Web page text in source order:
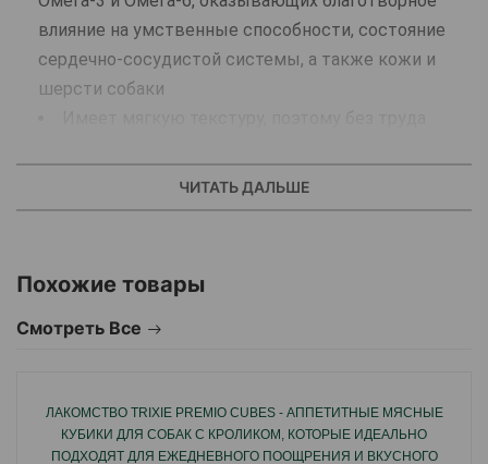
влияние на умственные способности, состояние
сердечно-сосудистой системы, а также кожи и
шерсти собаки
усваивается организмом животного
С желтым горохом, который дополнительно
ежедневное меню Вашего питомца
Не содержит тяжелых углеводов, злаков или
Типичный анализ
Компонент Содержание
ЧИТАТЬ ДАЛЬШЕ
Похожие товары
Смотреть Все
ЛАКОМСТВО TRIXIE PREMIO CUBES - АППЕТИТНЫЕ МЯСНЫЕ
КУБИКИ ДЛЯ СОБАК С КРОЛИКОМ, КОТОРЫЕ ИДЕАЛЬНО
ПОДХОДЯТ ДЛЯ ЕЖЕДНЕВНОГО ПООЩРЕНИЯ И ВКУСНОГО